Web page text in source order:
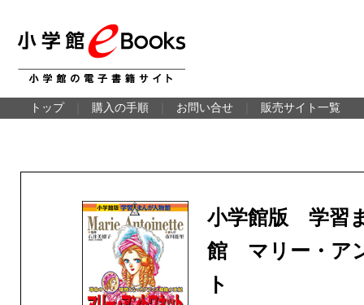
トップ 購入の手順 お問い合せ 販売サイト一覧
小学館版 学習
館 マリー・ア
ト